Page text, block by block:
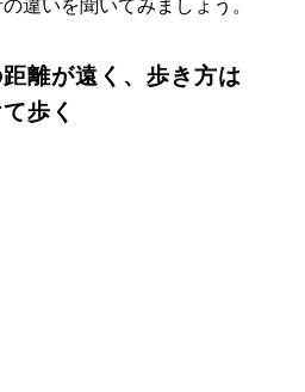
違いを聞いてみましょう。
離が遠く、歩き方は
歩く